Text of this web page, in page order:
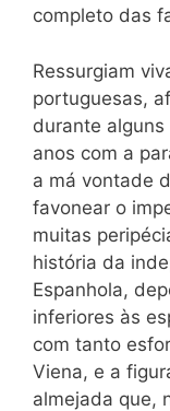
completo das
Ressurgiam
portuguesas,
durante alguns
anos com a
a má vontade
favonear o
muitas
história da
Espanhola,
inferiores às
com tanto
Viena, e a
almejada que,